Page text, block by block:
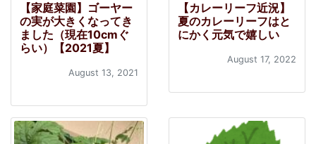
【家庭菜園】ゴーヤー
の実が大きくなってき
ました（現在10cmぐ
らい）【2021夏】
August 13, 2021
【カレーリーフ近況】
夏のカレーリーフはと
にかく元気で嬉しい
August 17, 2022